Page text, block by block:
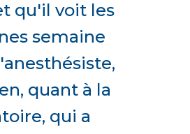
qu'il voit les
semaine
quant à la
qui a